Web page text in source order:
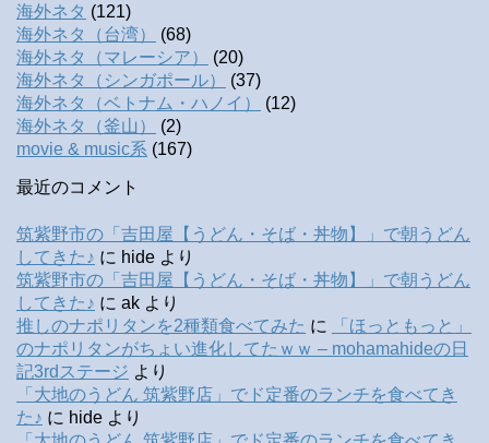
海外ネタ (121)
海外ネタ（台湾）
(68)
海外ネタ（マレーシア）
(20)
海外ネタ（シンガポール）
(37)
海外ネタ（ベトナム・ハノイ）
(12)
海外ネタ（釜山）
(2)
movie & music系 (167)
最近のコメント
筑紫野市の「吉田屋【うどん・そば・丼物】」で朝うどん
してきた♪ に hide より
筑紫野市の「吉田屋【うどん・そば・丼物】」で朝うどん
してきた♪ に ak より
推しのナポリタンを2種類食べてみた に
「ほっともっと」
のナポリタンがちょい進化してたｗｗ – mohamahideの日
記3rdステージ より
「大地のうどん 筑紫野店」でド定番のランチを食べてき
た♪ に hide より